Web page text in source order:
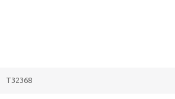
T32368